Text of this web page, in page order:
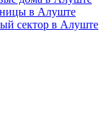
в Алуште
сектор в Алуште